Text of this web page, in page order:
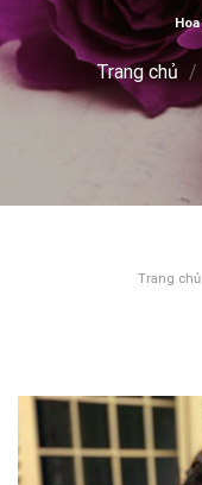
Trang chủ /
Trang chủ